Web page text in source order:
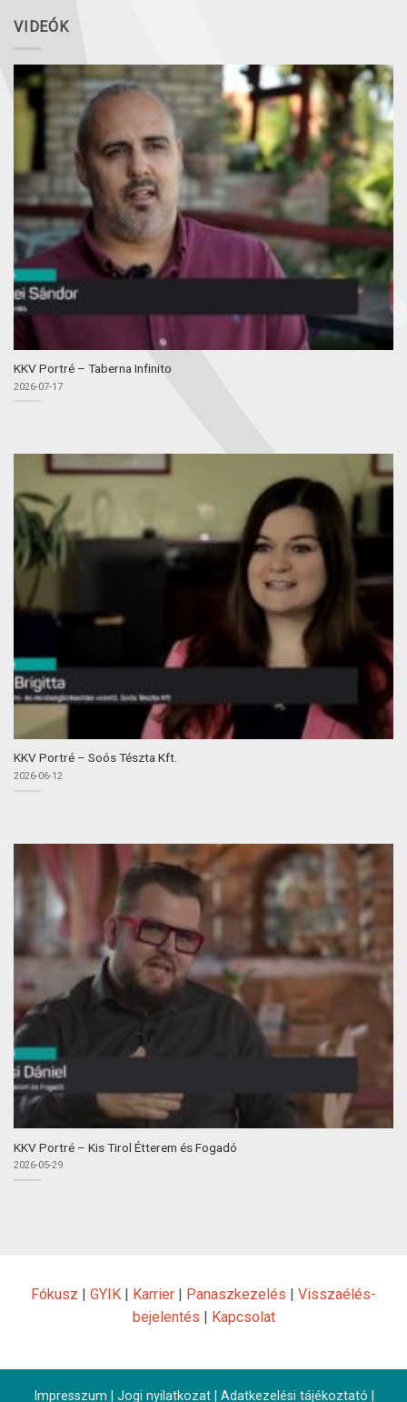
VIDEÓK
KKV Portré – Taberna Infinito
2026-07-17
KKV Portré – Soós Tészta Kft.
2026-06-12
KKV Portré – Kis Tirol Étterem és Fogadó
2026-05-29
Fókusz GYIK Karrier Panaszkezelés
Visszaélés-
bejelentés
Kapcsolat
Impresszum Jogi nyilatkozat| Adatkezelési tájékoztató